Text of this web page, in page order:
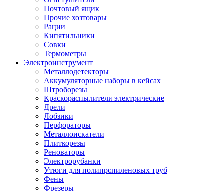
Почтовый ящик
Прочие хозтовары
Рации
Кипятильники
Совки
Термометры
Электроинструмент
Металлодетекторы
Аккумуляторные наборы в кейсах
Штроборезы
Краскораспылители электрические
Дрели
Лобзики
Перфораторы
Металлоискатели
Плиткорезы
Реноваторы
Электрорубанки
Утюги для полипропиленовых труб
Фены
Фрезеры